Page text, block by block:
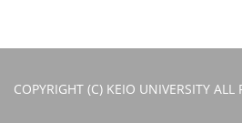
COPYRIGHT (C) KEIO UNIVERSITY ALL